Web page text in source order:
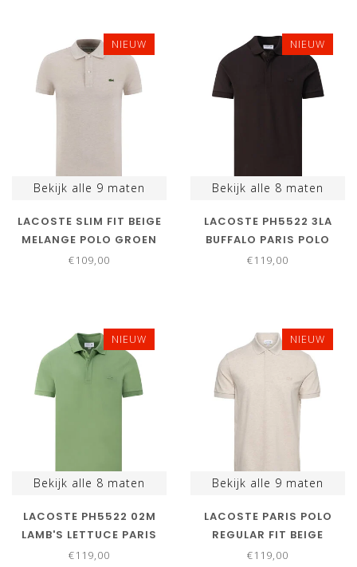
NIEUW
Bekijk alle 9 maten
LACOSTE SLIM FIT BEIGE
MELANGE POLO GROEN
KROKODIL
€109,00
NIEUW
Bekijk alle 8 maten
LACOSTE PH5522 3LA
BUFFALO PARIS POLO
REGULAR FIT
€119,00
NIEUW
Bekijk alle 8 maten
LACOSTE PH5522 02M
LAMB'S LETTUCE PARIS
POLO REGULAR FIT
€119,00
NIEUW
Bekijk alle 9 maten
LACOSTE PARIS POLO
REGULAR FIT BEIGE
MELANGE
€119,00